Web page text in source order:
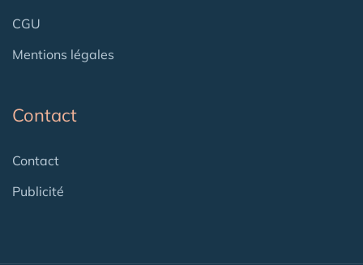
CGU
Mentions légales
Contact
Contact
Publicité